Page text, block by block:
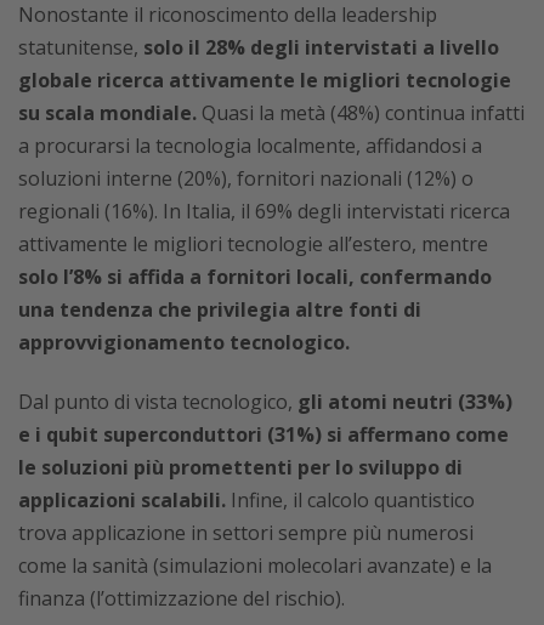
Nonostante il riconoscimento della leadership
statunitense, solo il 28% degli intervistati a livello
globale ricerca attivamente le migliori tecnologie
su scala mondiale. Quasi la metà (48%) continua infatti
a procurarsi la tecnologia localmente, affidandosi a
soluzioni interne (20%), fornitori nazionali (12%) o
regionali (16%). In Italia, il 69% degli intervistati ricerca
attivamente le migliori tecnologie all’estero, mentre
solo l’8% si affida a fornitori locali, confermando
una tendenza che privilegia altre fonti di
approvvigionamento tecnologico.
Dal punto di vista tecnologico, gli atomi neutri (33%)
e i qubit superconduttori (31%) si affermano come
le soluzioni più promettenti per lo sviluppo di
applicazioni scalabili. Infine, il calcolo quantistico
trova applicazione in settori sempre più numerosi
come la sanità (simulazioni molecolari avanzate) e la
finanza (l’ottimizzazione del rischio).